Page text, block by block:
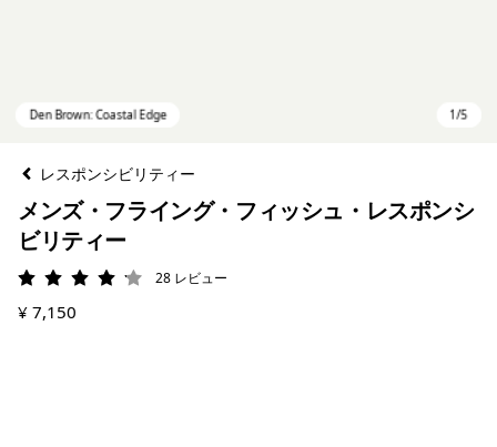
レスポンシビリティー
メンズ・フライング・フィッシュ・レスポンシ
ビリティー
評価: 4.1 / 5
28 レビュー
¥ 7,150